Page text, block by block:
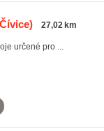
27,02 km
určené pro ...